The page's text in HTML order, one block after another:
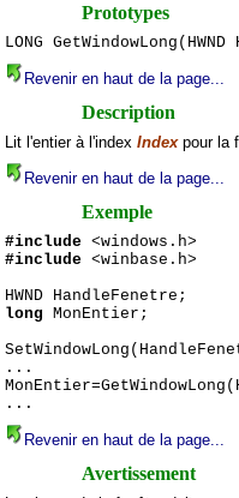
Prototypes
LONG
Revenir en haut de la page...
Description
Lit l'entier à l'index Indexpour la
Revenir en haut de la page...
Exemple
#include<windows.h>
#include<winbase.h>
HWND HandleFenetre;
long MonEntier;
...
...
Revenir en haut de la page...
Avertissement